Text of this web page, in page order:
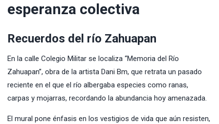
esperanza colectiva
Recuerdos del río Zahuapan
En la calle Colegio Militar se localiza “Memoria del Río
Zahuapan”, obra de la artista Dani Bm, que retrata un pasado
reciente en el que el río albergaba especies como ranas,
carpas y mojarras, recordando la abundancia hoy amenazada.
El mural pone énfasis en los vestigios de vida que aún resisten,